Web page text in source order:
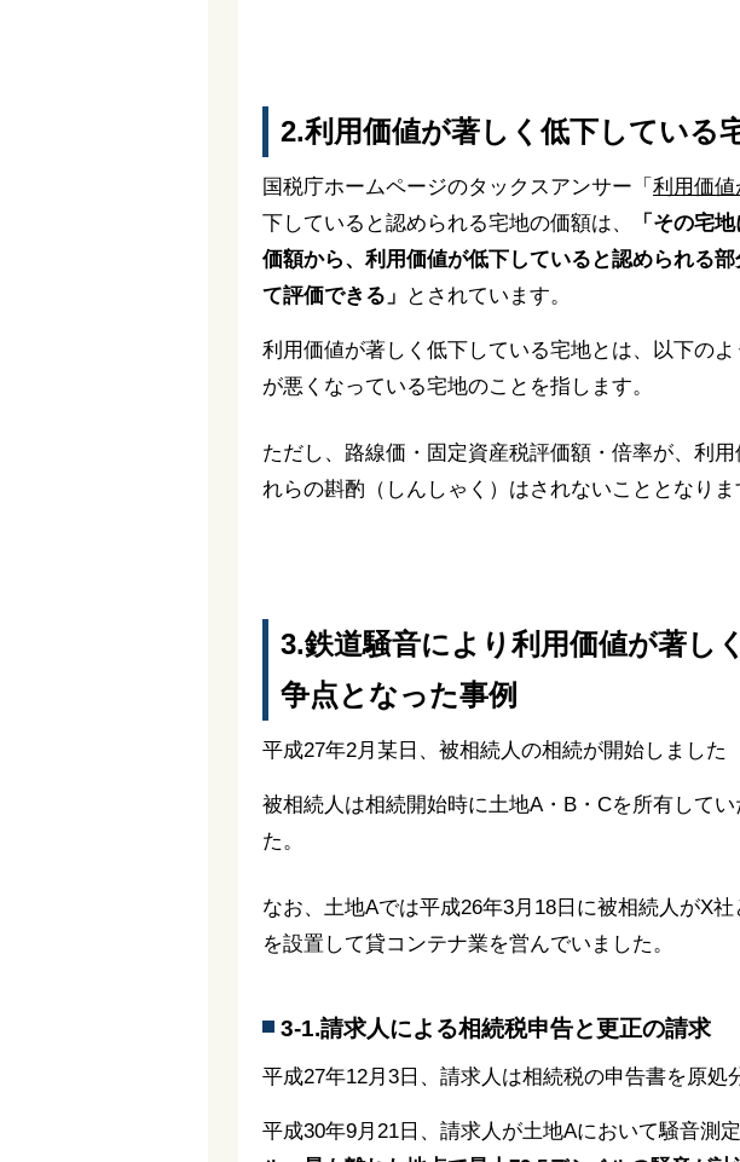
2.利用価値が著しく低下している
国税庁ホームページのタックスアンサー「 利用価
下していると認められる宅地の価額は、
「その宅
価額から、利用価値が低下していると認められる
て評価できる」
とされています。
利用価値が著しく低下している宅地とは、以下の
が悪くなっている宅地のことを指します。
ただし、路線価・固定資産税評価額・倍率が、利
れらの斟酌（しんしゃく）はされないこととなりま
3.鉄道騒音により利用価値が著し
争点となった事例
平成27年2月某日、被相続人の相続が開始しました
被相続人は相続開始時に土地A・B・Cを所有して
た。
なお、土地Aでは平成26年3月18日に被相続人がX
を設置して貸コンテナ業を営んでいました。
3-1.請求人による相続税申告と更正の請求
平成27年12月3日、請求人は相続税の申告書を原処
平成30年9月21日、請求人が土地Aにおいて騒音測定